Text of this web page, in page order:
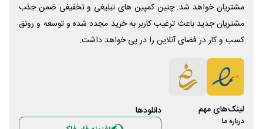
مشتریان خواهد شد. چنین کمپین های تبلیغی و تخفیفی ضمن جذب
مشتریان جدید باعث ترغیب کاربر به خرید مجدد شده و توسعه و رونق
کسب و کار در فضای آنلاین را در پی خواهد داشت.
لینک‌های مهم
درباره ما
دانلود‌ها